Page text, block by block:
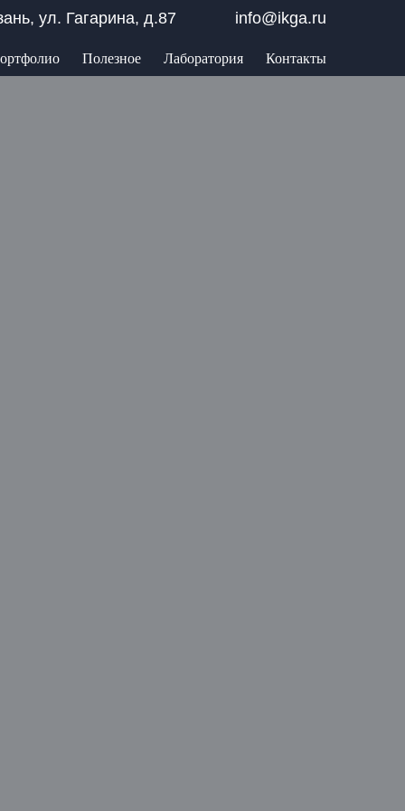
info@ikga.ru
ул. Гагарина, д.87
Полезное Лаборатория Контакты